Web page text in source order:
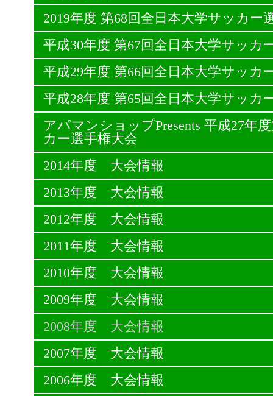
2019年度 第68回全日本大学サッカー
平成30年度 第67回全日本大学サッカ
平成29年度 第66回全日本大学サッカ
平成28年度 第65回全日本大学サッカ
アパマンショップPresents 平成27年
カー選手権大会
2014年度 大会情報
2013年度 大会情報
2012年度 大会情報
2011年度 大会情報
2010年度 大会情報
2009年度 大会情報
2008年度 大会情報
2007年度 大会情報
2006年度 大会情報